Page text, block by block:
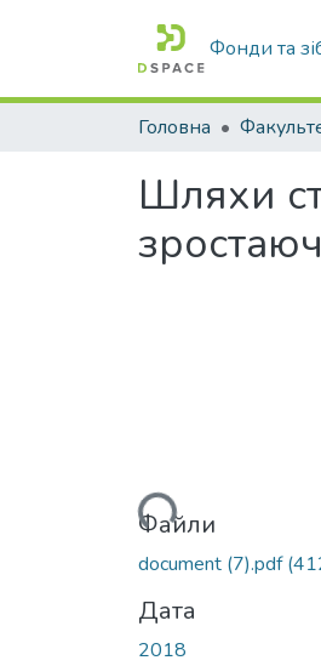
Фонди та
Головна
Шляхи
Вантажиться...
Файли
document (7).pdf
Дата
2018